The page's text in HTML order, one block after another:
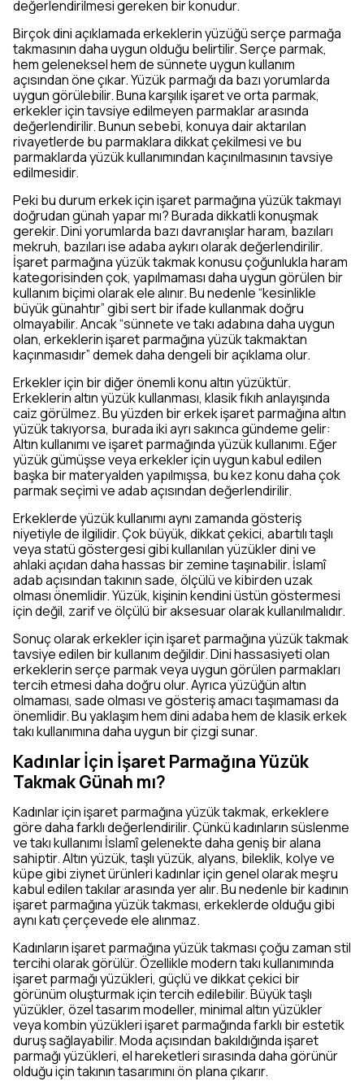
değerlendirilmesi gereken bir konudur.
Birçok dini açıklamada erkeklerin yüzüğü serçe parmağa
takmasının daha uygun olduğu belirtilir. Serçe parmak,
hem geleneksel hem de sünnete uygun kullanım
açısından öne çıkar. Yüzük parmağı da bazı yorumlarda
uygun görülebilir. Buna karşılık işaret ve orta parmak,
erkekler için tavsiye edilmeyen parmaklar arasında
değerlendirilir. Bunun sebebi, konuya dair aktarılan
rivayetlerde bu parmaklara dikkat çekilmesi ve bu
parmaklarda yüzük kullanımından kaçınılmasının tavsiye
edilmesidir.
Peki bu durum erkek için işaret parmağına yüzük takmayı
doğrudan günah yapar mı? Burada dikkatli konuşmak
gerekir. Dini yorumlarda bazı davranışlar haram, bazıları
mekruh, bazıları ise adaba aykırı olarak değerlendirilir.
İşaret parmağına yüzük takmak konusu çoğunlukla haram
kategorisinden çok, yapılmaması daha uygun görülen bir
kullanım biçimi olarak ele alınır. Bu nedenle “kesinlikle
büyük günahtır” gibi sert bir ifade kullanmak doğru
olmayabilir. Ancak “sünnete ve takı adabına daha uygun
olan, erkeklerin işaret parmağına yüzük takmaktan
kaçınmasıdır” demek daha dengeli bir açıklama olur.
Erkekler için bir diğer önemli konu altın yüzüktür.
Erkeklerin altın yüzük kullanması, klasik fıkıh anlayışında
caiz görülmez. Bu yüzden bir erkek işaret parmağına altın
yüzük takıyorsa, burada iki ayrı sakınca gündeme gelir:
Altın kullanımı ve işaret parmağında yüzük kullanımı. Eğer
yüzük gümüşse veya erkekler için uygun kabul edilen
başka bir materyalden yapılmışsa, bu kez konu daha çok
parmak seçimi ve adab açısından değerlendirilir.
Erkeklerde yüzük kullanımı aynı zamanda gösteriş
niyetiyle de ilgilidir. Çok büyük, dikkat çekici, abartılı taşlı
veya statü göstergesi gibi kullanılan yüzükler dini ve
ahlaki açıdan daha hassas bir zemine taşınabilir. İslamî
adab açısından takının sade, ölçülü ve kibirden uzak
olması önemlidir. Yüzük, kişinin kendini üstün göstermesi
için değil, zarif ve ölçülü bir aksesuar olarak kullanılmalıdır.
Sonuç olarak erkekler için işaret parmağına yüzük takmak
tavsiye edilen bir kullanım değildir. Dini hassasiyeti olan
erkeklerin serçe parmak veya uygun görülen parmakları
tercih etmesi daha doğru olur. Ayrıca yüzüğün altın
olmaması, sade olması ve gösteriş amacı taşımaması da
önemlidir. Bu yaklaşım hem dini adaba hem de klasik erkek
takı kullanımına daha uygun bir çizgi sunar.
Kadınlar İçin İşaret Parmağına Yüzük
Takmak Günah mı?
Kadınlar için işaret parmağına yüzük takmak, erkeklere
göre daha farklı değerlendirilir. Çünkü kadınların süslenme
ve takı kullanımı İslamî gelenekte daha geniş bir alana
sahiptir. Altın yüzük, taşlı yüzük, alyans, bileklik, kolye ve
küpe gibi ziynet ürünleri kadınlar için genel olarak meşru
kabul edilen takılar arasında yer alır. Bu nedenle bir kadının
işaret parmağına yüzük takması, erkeklerde olduğu gibi
aynı katı çerçevede ele alınmaz.
Kadınların işaret parmağına yüzük takması çoğu zaman stil
tercihi olarak görülür. Özellikle modern takı kullanımında
işaret parmağı yüzükleri, güçlü ve dikkat çekici bir
görünüm oluşturmak için tercih edilebilir. Büyük taşlı
yüzükler, özel tasarım modeller, minimal altın yüzükler
veya kombin yüzükleri işaret parmağında farklı bir estetik
duruş sağlayabilir. Moda açısından bakıldığında işaret
parmağı yüzükleri, el hareketleri sırasında daha görünür
olduğu için takının tasarımını ön plana çıkarır.